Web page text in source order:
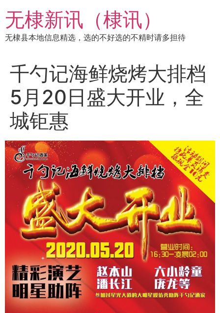
到
内
容
无棣新讯（棣讯）
无棣县本地信息精选，选的不好选的不精时请多担待
千勺记海鲜烧烤大排档
5月20日盛大开业，全
城钜惠